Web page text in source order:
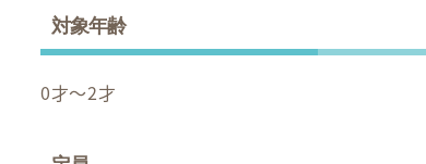
対象年齢
0才～2才